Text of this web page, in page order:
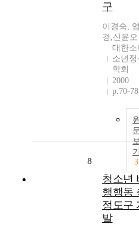
구
이경숙,
경,신윤오
대한소
소년
학회
2000
p.70-78
3
8
청소년
행행동
정도구
발